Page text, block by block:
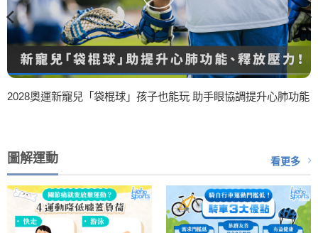
2028奧運新寵兒「袋棍球」孩子也能玩 助手眼協調提升心肺功能
圖解運動 看更多